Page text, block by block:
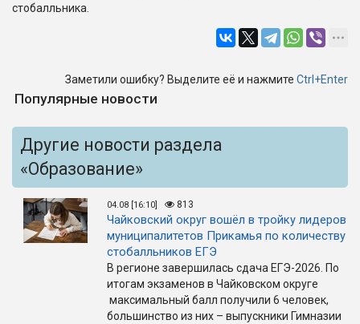
стобалльника.
Заметили ошибку? Выделите её и нажмите Ctrl+Enter
Популярные новости
Другие новости раздела
«Образование»
04.08 [16:10] 813
Чайковский округ вошёл в тройку лидеров
муниципалитетов Прикамья по количеству
стобалльников ЕГЭ
В регионе завершилась сдача ЕГЭ-2026. По
итогам экзаменов в Чайковском округе
максимальный балл получили 6 человек,
большинство из них – выпускники Гимназии